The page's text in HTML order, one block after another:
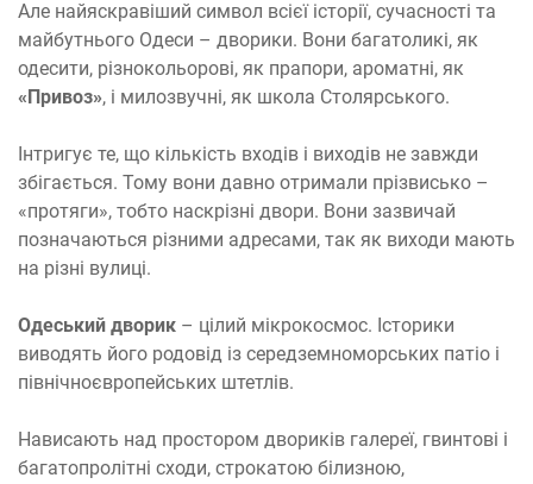
Але найяскравіший символ всієї історії, сучасності та
майбутнього Одеси – дворики. Вони багатоликі, як
одесити, різнокольорові, як прапори, ароматні, як
«Привоз», і милозвучні, як школа Столярського.
Інтригує те, що кількість входів і виходів не завжди
збігається. Тому вони давно отримали прізвисько –
«протяги», тобто наскрізні двори. Вони зазвичай
позначаються різними адресами, так як виходи мають
на різні вулиці.
Одеський дворик – цілий мікрокосмос. Історики
виводять його родовід із середземноморських патіо і
північноєвропейських штетлів.
Нависають над простором двориків галереї, гвинтові і
багатопролітні сходи, строкатою білизною,